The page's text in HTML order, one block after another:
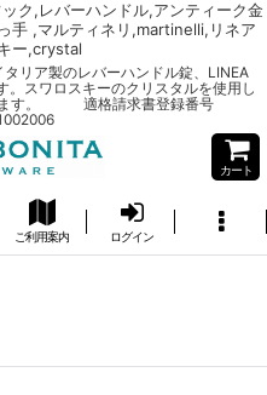
ク,レバーハンドル,アンティーク金
手 ,マルティネリ,martinelli,リネア
ー,crystal
リア製のレバーハンドル錠、LINEA
スワロスキーのクリスタルを使用し
ます。 適格請求書登録番号
カート
ご利用案内 ログイン